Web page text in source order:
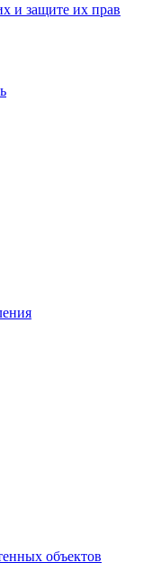
и защите их прав
объектов